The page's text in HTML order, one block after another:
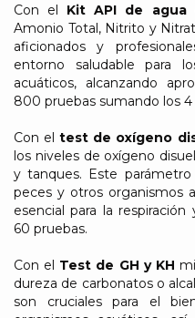
Con el Kit API de agua
Amonio Total, Nitrito y
aficionados y
entorno saludable para
acuáticos, alcanzando
800 pruebas sumando los
Con eltest de oxígeno
los niveles de oxígeno
y tanques. Este
peces y otros organismos
esencial para la
60 pruebas.
Con el Test de GH y KH
dureza de carbonatos o
son cruciales para el